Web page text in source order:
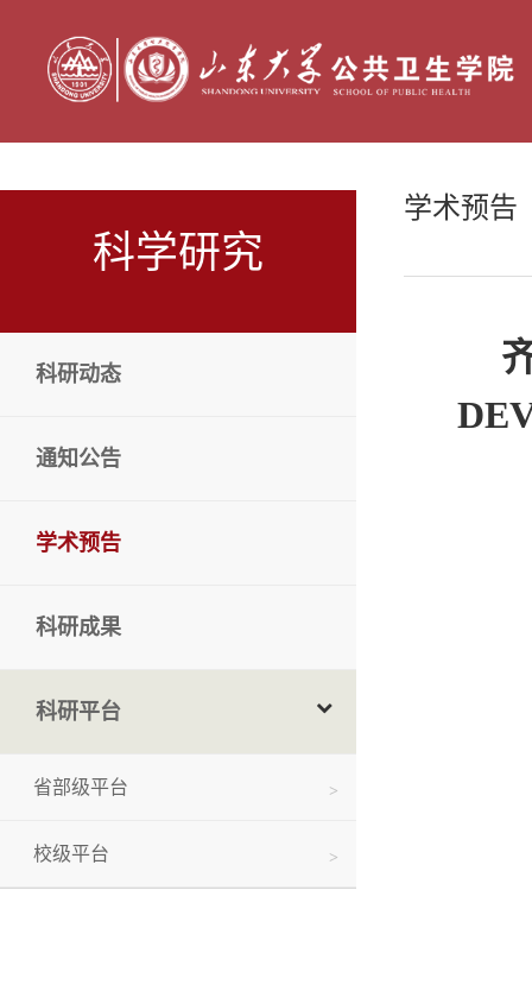
科学研究
科研动态
通知公告
学术预告
科研成果
科研平台
省部级平台
校级平台
学术预告